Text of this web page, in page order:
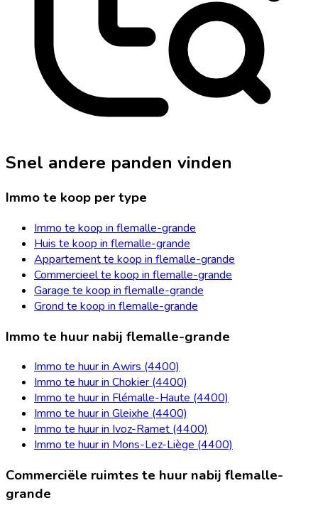
Snel andere panden vinden
Immo te koop per type
Immo te koop in flemalle-grande
Huis te koop in flemalle-grande
Appartement te koop in flemalle-grande
Commercieel te koop in flemalle-grande
Garage te koop in flemalle-grande
Grond te koop in flemalle-grande
Immo te huur nabij flemalle-grande
Immo te huur in Awirs (4400)
Immo te huur in Chokier (4400)
Immo te huur in Flémalle-Haute (4400)
Immo te huur in Gleixhe (4400)
Immo te huur in Ivoz-Ramet (4400)
Immo te huur in Mons-Lez-Liège (4400)
Commerciële ruimtes te huur nabij flemalle-
grande